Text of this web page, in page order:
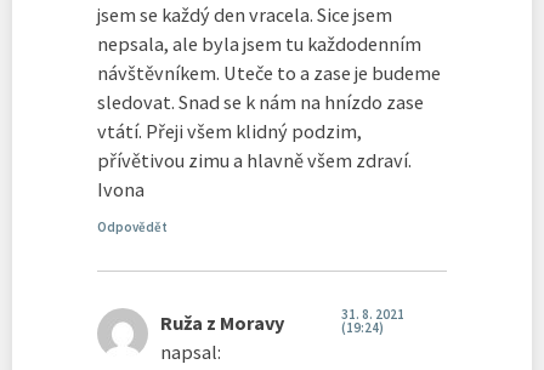
jsem se každý den vracela. Sice jsem
nepsala, ale byla jsem tu každodenním
návštěvníkem. Uteče to a zase je budeme
sledovat. Snad se k nám na hnízdo zase
vtátí. Přeji všem klidný podzim,
přívětivou zimu a hlavně všem zdraví.
Ivona
Odpovědět
Ruža z Moravy
napsal:
31. 8. 2021
(19:24)